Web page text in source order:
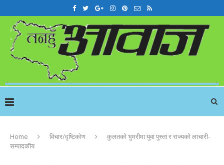
Home विचार/दृष्टिकोण
कुलतको भुमरीमा युवा पुस्ता र राज्यको लाचारी-
सम्पादकीय